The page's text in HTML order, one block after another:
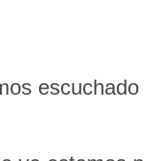
escuchado